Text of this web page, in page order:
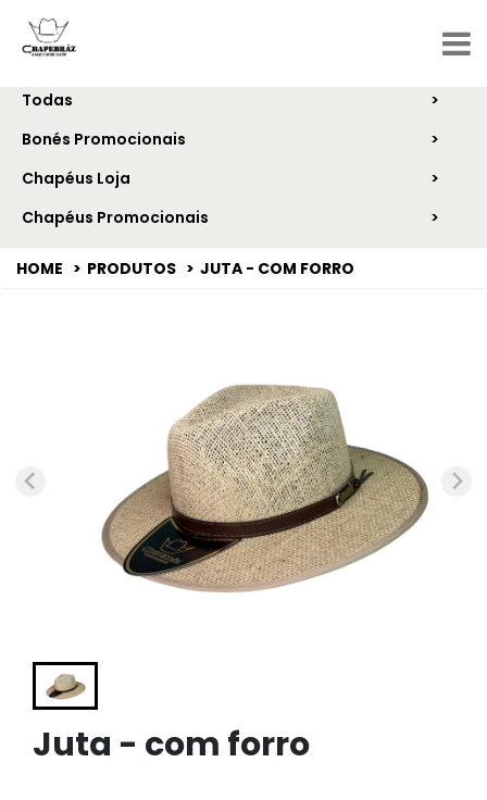
CATEGORIAS
Todas
Bonés Promocionais
Chapéus Loja
Chapéus Promocionais
HOME PRODUTOS JUTA - COM FORRO
Juta - com forro